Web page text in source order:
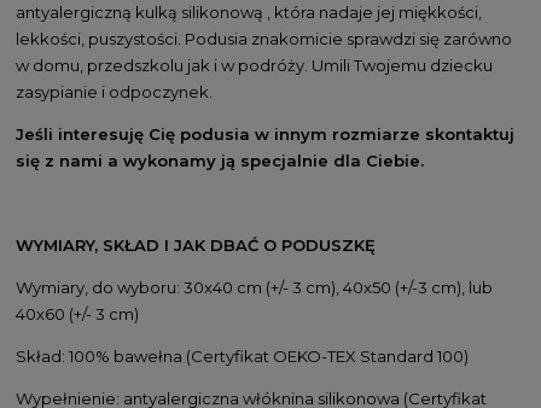
antyalergiczną kulką silikonową , która nadaje jej miękkości,
lekkości, puszystości. Podusia znakomicie sprawdzi się zarówno
w domu, przedszkolu jak i w podróży. Umili Twojemu dziecku
zasypianie i odpoczynek.
Jeśli interesuję Cię podusia w innym rozmiarze skontaktuj
się z nami a wykonamy ją specjalnie dla Ciebie.
WYMIARY, SKŁAD I JAK DBAĆ O PODUSZKĘ
Wymiary, do wyboru: 30x40 cm (+/- 3 cm), 40x50 (+/-3 cm), lub
40x60 (+/- 3 cm)
Skład: 100% bawełna (Certyfikat OEKO-TEX Standard 100)
Wypełnienie: antyalergiczna włóknina silikonowa (Certyfikat